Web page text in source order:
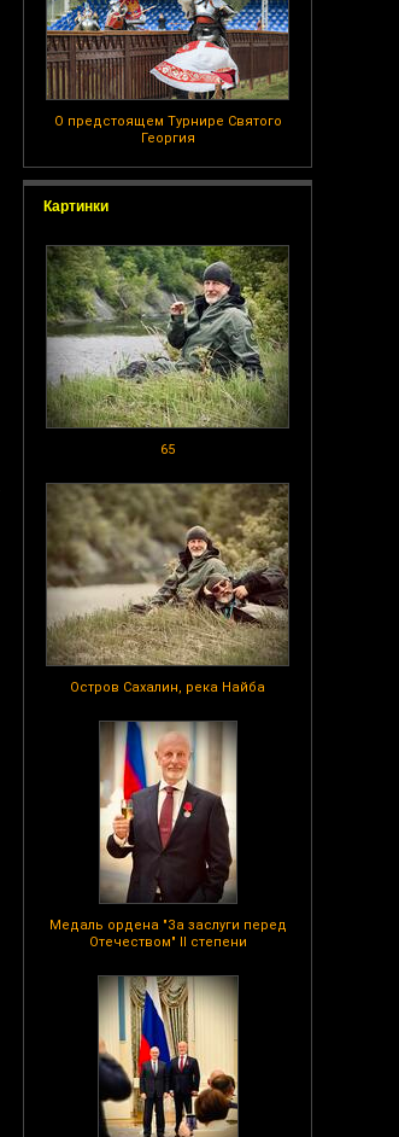
О предстоящем Турнире Святого
Георгия
Картинки
65
Остров Сахалин, река Найба
Медаль ордена "За заслуги перед
Отечеством" II степени